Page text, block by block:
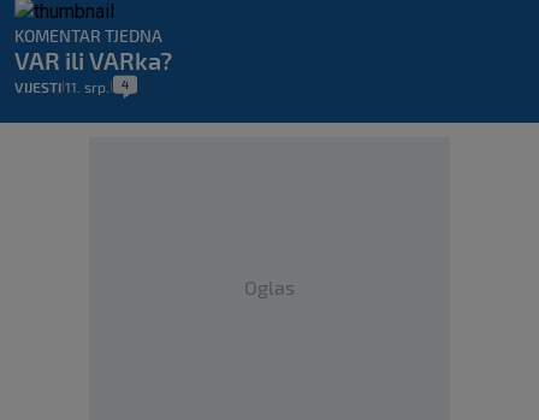
KOMENTAR TJEDNA
VAR ili VARka?
VIJESTI 11. srp. 4
Oglas